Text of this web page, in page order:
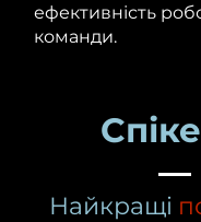
ефективність
команди.
Найкращі